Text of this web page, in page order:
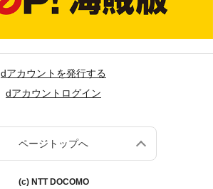
dアカウントを発行する
dアカウントログイン
ページトップへ
(c) NTT DOCOMO